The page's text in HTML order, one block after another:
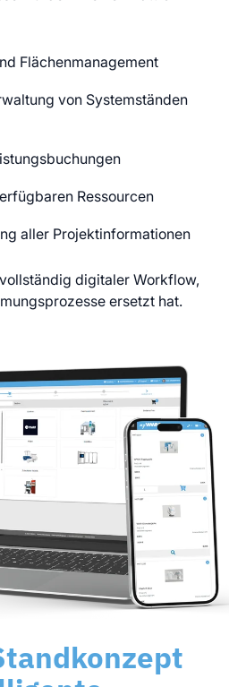
Flächenmanagement
von Systemständen
Ressourcen
aller Projektinformationen
digitaler Workflow,
ersetzt hat.